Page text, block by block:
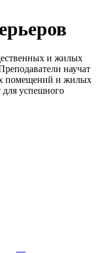
и жилых
научат
помещений и жилых
для успешного